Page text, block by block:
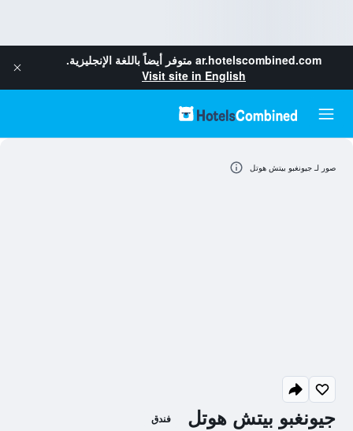
ar.hotelscombined.com متوفر أيضاً باللغة الإنجليزية.
Visit site in English
جيونغبو بيتش هوتل فندق
صور لـ جيونغبو بيتش هوتل